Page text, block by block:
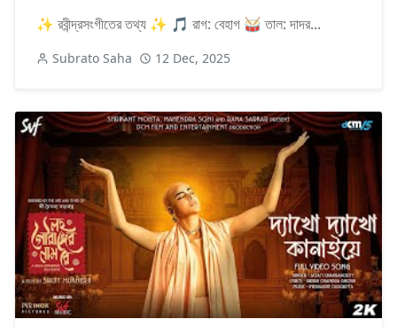
✨ রবীন্দ্রসংগীতের তথ্য ✨ 🎵 রাগ: বেহাগ 🥁 তাল: দাদর...
Subrato Saha 12 Dec, 2025